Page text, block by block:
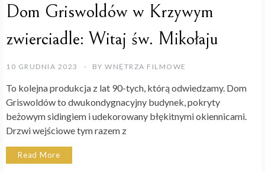
Dom Griswoldów w Krzywym
zwierciadle: Witaj św. Mikołaju
10 GRUDNIA 2023 BY WNĘTRZA FILMOWE
To kolejna produkcja z lat 90-tych, którą odwiedzamy. Dom
Griswoldów to dwukondygnacyjny budynek, pokryty
beżowym sidingiem i udekorowany błękitnymi okiennicami.
Drzwi wejściowe tym razem z
Read More